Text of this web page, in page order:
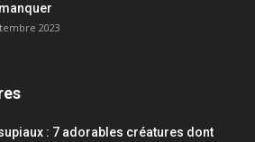
2023
: 7 adorables créatures dont